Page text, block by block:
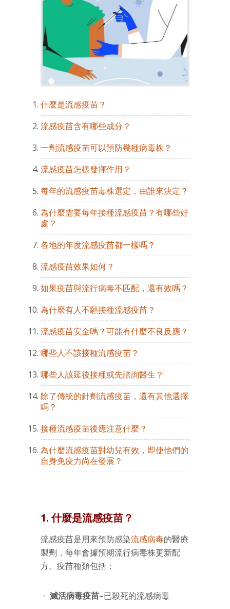
什麼是流感疫苗？
流感疫苗含有哪些成分？
一劑流感疫苗可以預防幾種病毒株？
流感疫苗怎樣發揮作用？
每年的流感疫苗毒株選定，由誰來決定？
為什麼需要每年接種流感疫苗？有哪些好
處？
各地的年度流感疫苗都一樣嗎？
流感疫苗效果如何？
如果疫苗與流行病毒不匹配，還有效嗎？
為什麼有人不願接種流感疫苗？
流感疫苗安全嗎？可能有什麼不良反應？
哪些人不該接種流感疫苗？
哪些人該延後接種或先諮詢醫生？
除了傳統的針劑流感疫苗，還有其他選擇
嗎？
接種流感疫苗後應注意什麼？
為什麼流感疫苗對幼兒有效，即使他們的
自身免疫力尚在發展？
1. 什麼是流感疫苗？
流感疫苗是用來預防感染流感病毒的醫療
製劑，每年會據預期流行病毒株更新配
方。疫苗種類包括：
滅活病毒疫苗–已殺死的流感病毒